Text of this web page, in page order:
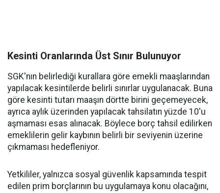
Kesinti Oranlarında Üst Sınır Bulunuyor
SGK'nın belirlediği kurallara göre emekli maaşlarından
yapılacak kesintilerde belirli sınırlar uygulanacak. Buna
göre kesinti tutarı maaşın dörtte birini geçemeyecek,
ayrıca aylık üzerinden yapılacak tahsilatın yüzde 10'u
aşmaması esas alınacak. Böylece borç tahsil edilirken
emeklilerin gelir kaybının belirli bir seviyenin üzerine
çıkmaması hedefleniyor.
Yetkililer, yalnızca sosyal güvenlik kapsamında tespit
edilen prim borçlarının bu uygulamaya konu olacağını,